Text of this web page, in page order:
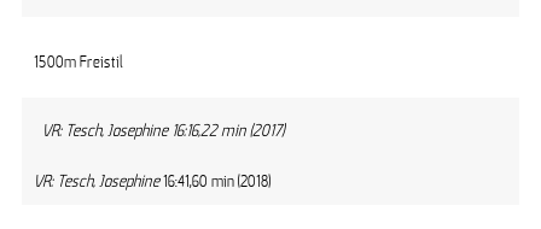
1500m Freistil
VR: Tesch, Josephine 16:16,22 min (2017)
VR: Tesch, Josephine16:41,60 min (2018)